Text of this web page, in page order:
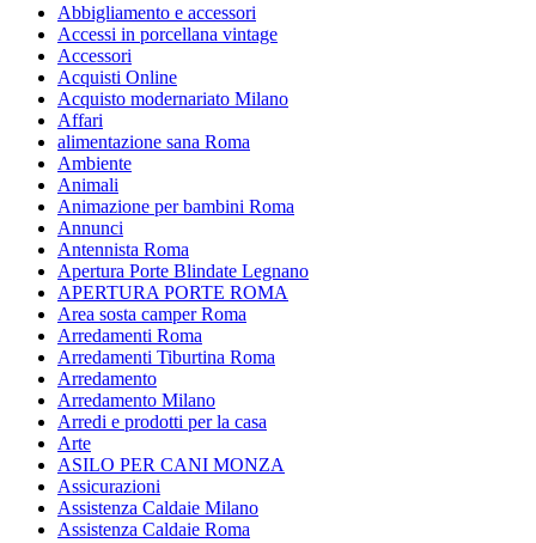
Abbigliamento e accessori
Accessi in porcellana vintage
Accessori
Acquisti Online
Acquisto modernariato Milano
Affari
alimentazione sana Roma
Ambiente
Animali
Animazione per bambini Roma
Annunci
Antennista Roma
Apertura Porte Blindate Legnano
APERTURA PORTE ROMA
Area sosta camper Roma
Arredamenti Roma
Arredamenti Tiburtina Roma
Arredamento
Arredamento Milano
Arredi e prodotti per la casa
Arte
ASILO PER CANI MONZA
Assicurazioni
Assistenza Caldaie Milano
Assistenza Caldaie Roma